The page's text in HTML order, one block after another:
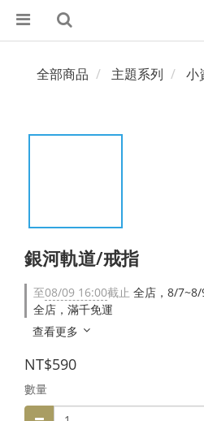
全部商品 主題系列 小
銀河軌道/戒指
至08/09 16:00截止 全店，8/
全店，滿千免運
查看更多
NT$590
數量